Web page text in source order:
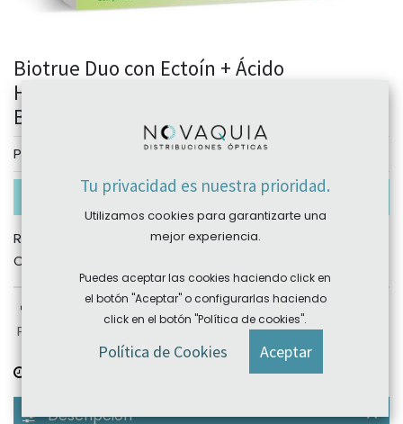
Biotrue Duo con Ectoín + Ácido
Hialurónico 20x0.5 ml (Vidisan Alergia)
Bausch+Lomb
Personalizar
Combinación no disponible actualmente
REF:
Categories:
Plazo devolución: sujeto a producto, consultar
Descripción
Tu privacidad es nuestra prioridad.
Utilizamos cookies para garantizarte una
mejor experiencia.
Puedes aceptar las cookies haciendo click en
el botón "Aceptar" o configurarlas haciendo
click en el botón "Política de cookies".
Política de Cookies Aceptar